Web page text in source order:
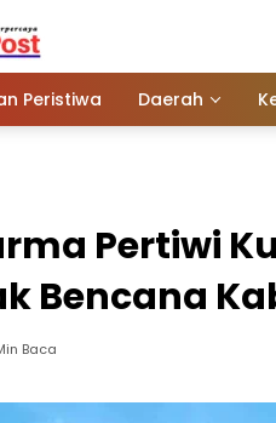
Peristiwa Daerah
Pertiwi
Bencana
Baca